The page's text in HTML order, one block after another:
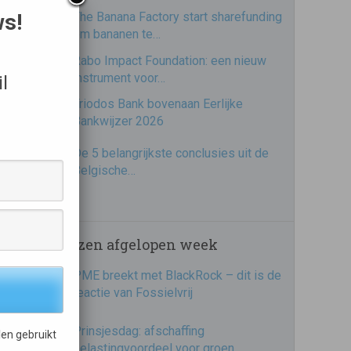
The Banana Factory start sharefunding
om bananen te…
Rabo Impact Foundation: een nieuw
instrument voor…
Triodos Bank bovenaan Eerlijke
Bankwijzer 2026
De 5 belangrijkste conclusies uit de
Belgische…
Meest gelezen afgelopen week
PME breekt met BlackRock – dit is de
reactie van Fossielvrij
Prinsjesdag: afschaffing
gebruikt